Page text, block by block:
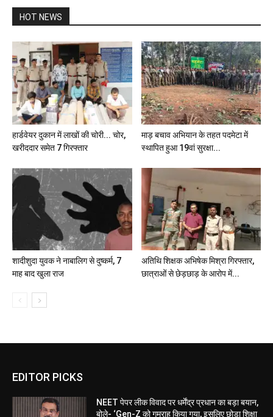
HOT NEWS
हार्डवेयर दुकान में लाखों की चोरी... चोर,
खरीददार समेत 7 गिरफ्तार
माड़ बचाव अभियान के तहत पदमेटा में
स्थापित हुआ 19वां सुरक्षा...
शादीशुदा युवक ने नाबालिग से दुष्कर्म, 7
माह बाद खुला राज
अतिथि शिक्षक अभिषेक मिश्रा गिरफ्तार,
छात्राओं से छेड़छाड़ के आरोप में...
EDITOR PICKS
NEET पेपर लीक विवाद पर धर्मेंद्र प्रधान का बड़ा बयान,
बोले- ‘Gen-Z को गुमराह किया गया, इसलिए छोड़ा शिक्षा